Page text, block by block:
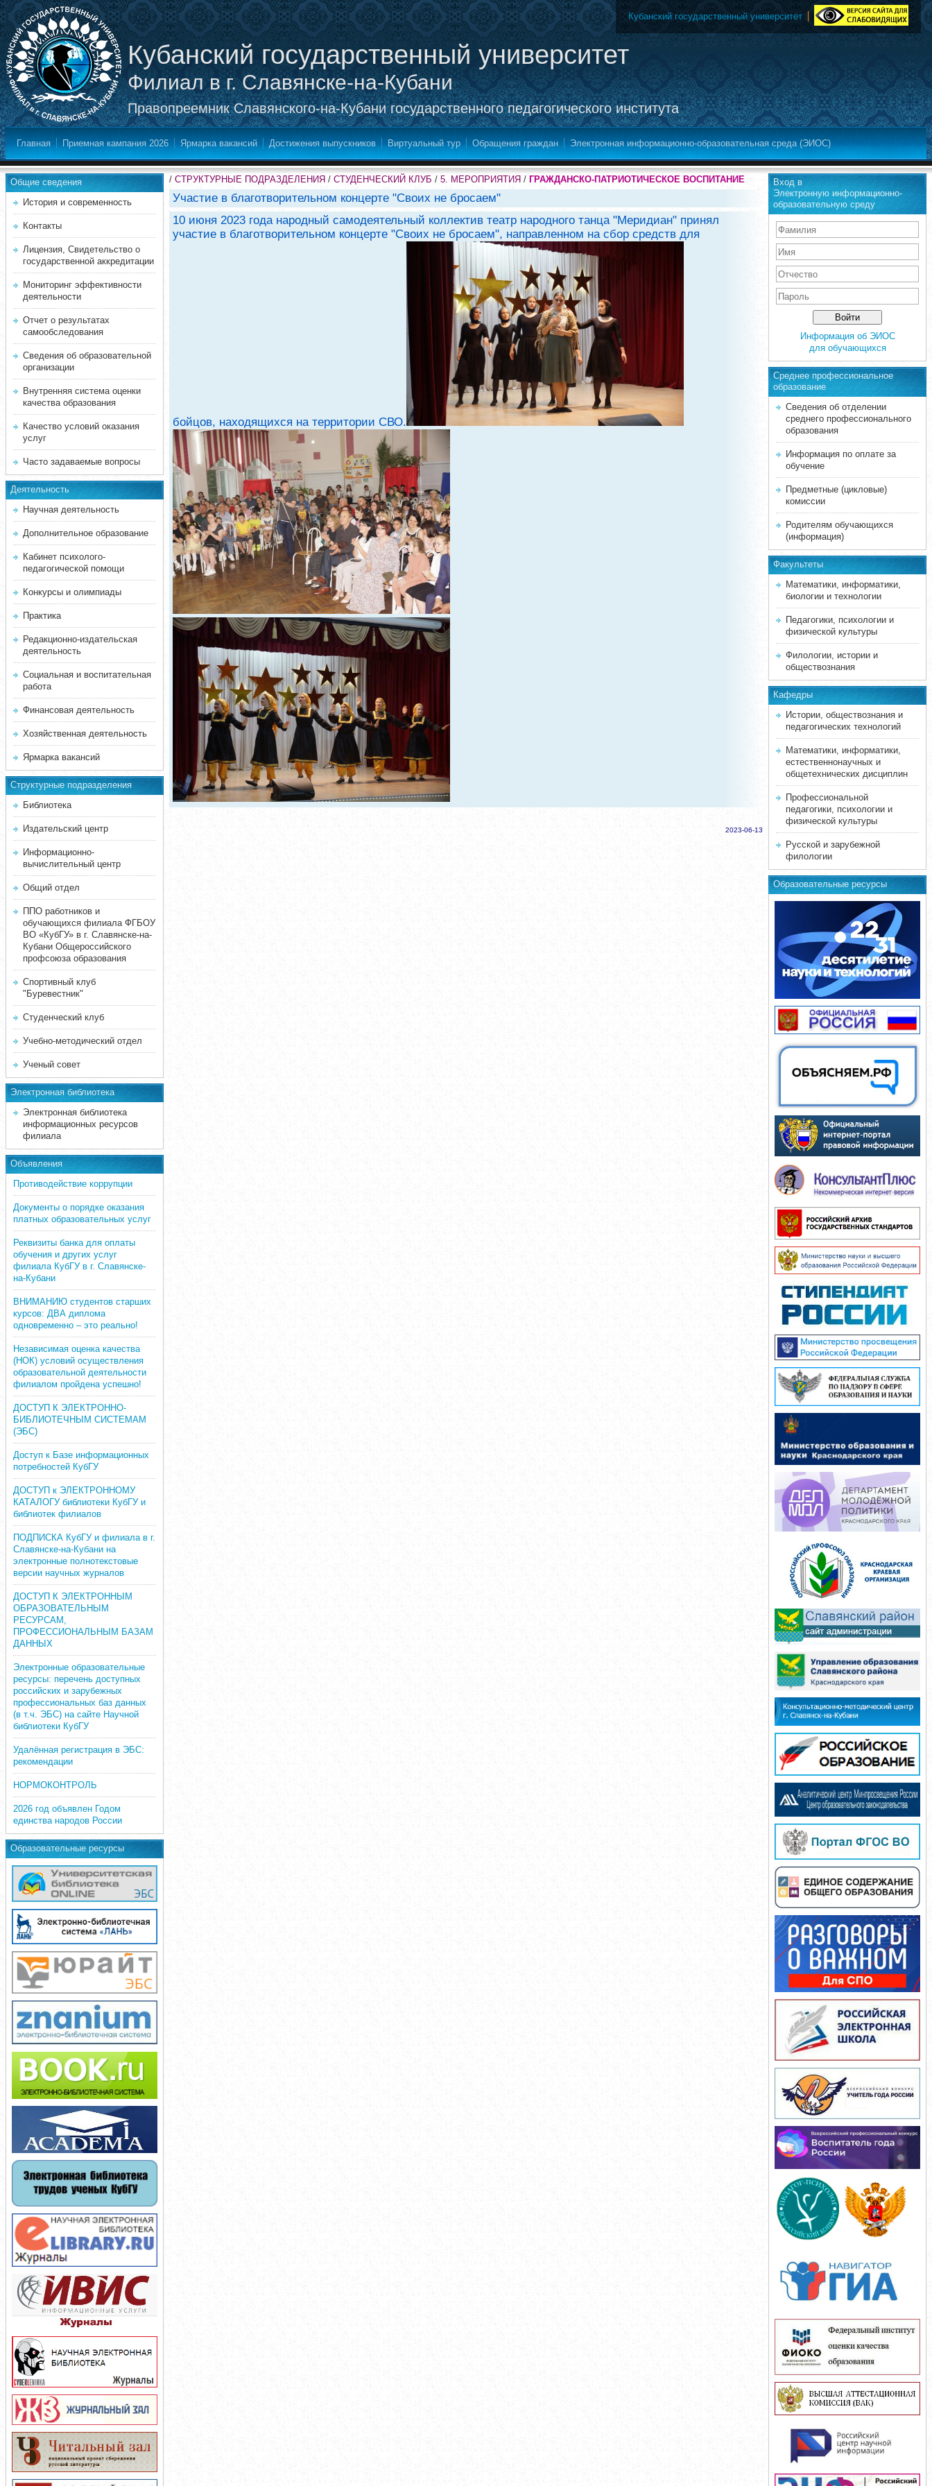
Кубанский государственный университет
Филиал в г. Славянске-на-Кубани
Правопреемник Славянского-на-Кубани государственного педагогического института
Кубанский государственный университет
Главная Приемная кампания 2026 Ярмарка вакансий Достижения выпускников Виртуальный тур Обращения граждан Электронная информационно-образовательная среда (ЭИОС)
Общие сведения
История и современность
Контакты
Лицензия, Свидетельство о
государственной аккредитации
Мониторинг эффективности
деятельности
Отчет о результатах
самообследования
Сведения об образовательной
организации
Внутренняя система оценки
качества образования
Качество условий оказания
услуг
Часто задаваемые вопросы
Деятельность
Научная деятельность
Дополнительное образование
Кабинет психолого-
педагогической помощи
Конкурсы и олимпиады
Практика
Редакционно-издательская
деятельность
Социальная и воспитательная
работа
Финансовая деятельность
Хозяйственная деятельность
Ярмарка вакансий
Структурные подразделения
Библиотека
Издательский центр
Информационно-
вычислительный центр
Общий отдел
ППО работников и
обучающихся филиала ФГБОУ
ВО «КубГУ» в г. Славянске-на-
Кубани Общероссийского
профсоюза образования
Спортивный клуб
"Буревестник"
Студенческий клуб
Учебно-методический отдел
Ученый совет
Электронная библиотека
Электронная библиотека
информационных ресурсов
филиала
Объявления
Противодействие коррупции
Документы о порядке оказания
платных образовательных услуг
Реквизиты банка для оплаты
обучения и других услуг
филиала КубГУ в г. Славянске-
на-Кубани
ВНИМАНИЮ студентов старших
курсов: ДВА диплома
одновременно – это реально!
Независимая оценка качества
(НОК) условий осуществления
образовательной деятельности
филиалом пройдена успешно!
ДОСТУП К ЭЛЕКТРОННО-
БИБЛИОТЕЧНЫМ СИСТЕМАМ
(ЭБС)
Доступ к Базе информационных
потребностей КубГУ
ДОСТУП к ЭЛЕКТРОННОМУ
КАТАЛОГУ библиотеки КубГУ и
библиотек филиалов
ПОДПИСКА КубГУ и филиала в г.
Славянске-на-Кубани на
электронные полнотекстовые
версии научных журналов
ДОСТУП К ЭЛЕКТРОННЫМ
ОБРАЗОВАТЕЛЬНЫМ
РЕСУРСАМ,
ПРОФЕССИОНАЛЬНЫМ БАЗАМ
ДАННЫХ
Электронные образовательные
ресурсы: перечень доступных
российских и зарубежных
профессиональных баз данных
(в т.ч. ЭБС) на сайте Научной
библиотеки КубГУ
Удалённая регистрация в ЭБС:
рекомендации
НОРМОКОНТРОЛЬ
2026 год объявлен Годом
единства народов России
Образовательные ресурсы
/ СТРУКТУРНЫЕ ПОДРАЗДЕЛЕНИЯ / СТУДЕНЧЕСКИЙ КЛУБ / 5. МЕРОПРИЯТИЯ / ГРАЖДАНСКО-ПАТРИОТИЧЕСКОЕ ВОСПИТАНИЕ
Участие в благотворительном концерте "Своих не бросаем"
10 июня 2023 года народный самодеятельный коллектив театр народного танца "Меридиан" принял
участие в благотворительном концерте "Своих не бросаем", направленном на сбор средств для
бойцов, находящихся на территории СВО.
2023-06-13
Вход в
Электронную информационно-
образовательную среду
Информация об ЭИОС
для обучающихся
Среднее професcиональное
образование
Сведения об отделении
среднего профессионального
образования
Информация по оплате за
обучение
Предметные (цикловые)
комиссии
Родителям обучающихся
(информация)
Факультеты
Математики, информатики,
биологии и технологии
Педагогики, психологии и
физической культуры
Филологии, истории и
обществознания
Кафедры
Истории, обществознания и
педагогических технологий
Математики, информатики,
естественнонаучных и
общетехнических дисциплин
Профессиональной
педагогики, психологии и
физической культуры
Русской и зарубежной
филологии
Образовательные ресурсы